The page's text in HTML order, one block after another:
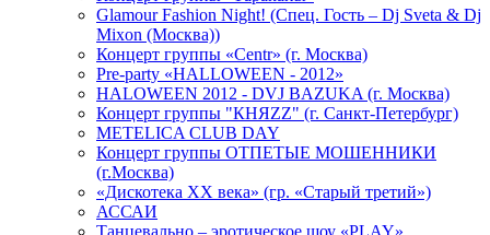
Glamour Fashion Night! (Спец. Гость – Dj Sveta & Dj
Mixon (Москва))
Концерт группы «Centr» (г. Москва)
Pre-party «HALLOWEEN - 2012»
HALOWEEN 2012 - DVJ BAZUKA (г. Москва)
Концерт группы "КНЯZZ" (г. Санкт-Петербург)
METELICA CLUB DAY
Концерт группы ОТПЕТЫЕ МОШЕННИКИ
(г.Москва)
«Дискотека ХХ века» (гр. «Старый третий»)
АССАИ
Танцевально – эротическое шоу «PLAY»